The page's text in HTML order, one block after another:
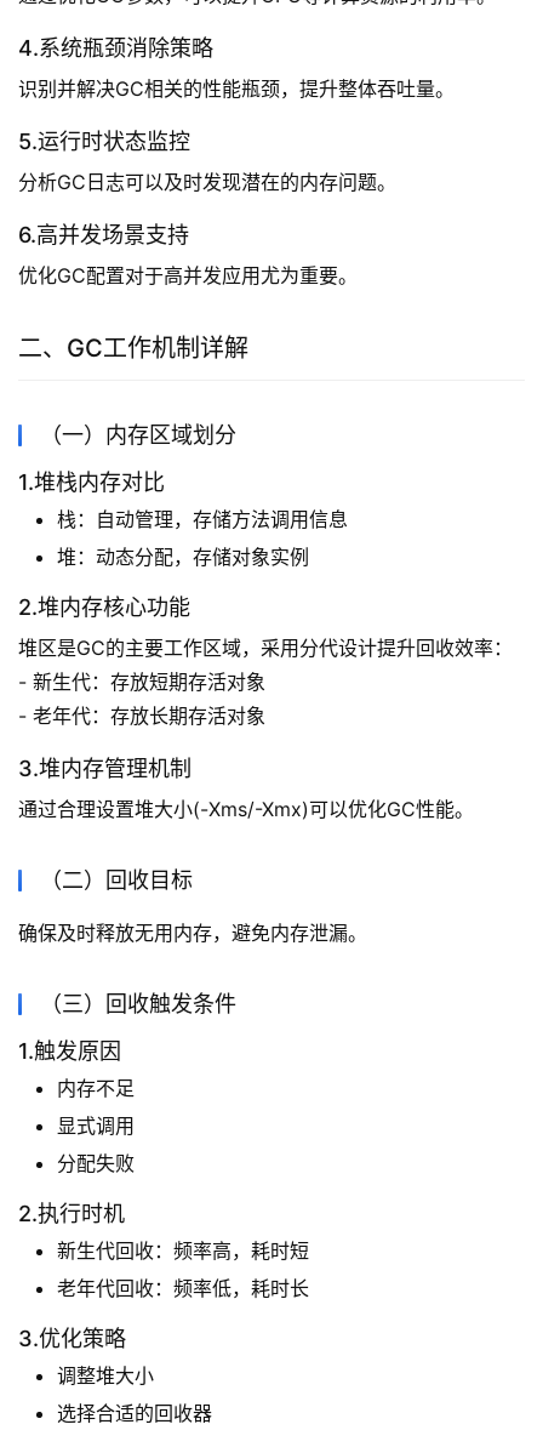
4.系统瓶颈消除策略
识别并解决GC相关的性能瓶颈，提升整体吞吐量。
5.运行时状态监控
分析GC日志可以及时发现潜在的内存问题。
6.高并发场景支持
优化GC配置对于高并发应用尤为重要。
二、GC工作机制详解
（一）内存区域划分
1.堆栈内存对比
栈：自动管理，存储方法调用信息
堆：动态分配，存储对象实例
2.堆内存核心功能
堆区是GC的主要工作区域，采用分代设计提升回收效率：
- 新生代：存放短期存活对象
- 老年代：存放长期存活对象
3.堆内存管理机制
通过合理设置堆大小(-Xms/-Xmx)可以优化GC性能。
（二）回收目标
确保及时释放无用内存，避免内存泄漏。
（三）回收触发条件
1.触发原因
内存不足
显式调用
分配失败
2.执行时机
新生代回收：频率高，耗时短
老年代回收：频率低，耗时长
3.优化策略
调整堆大小
选择合适的回收器